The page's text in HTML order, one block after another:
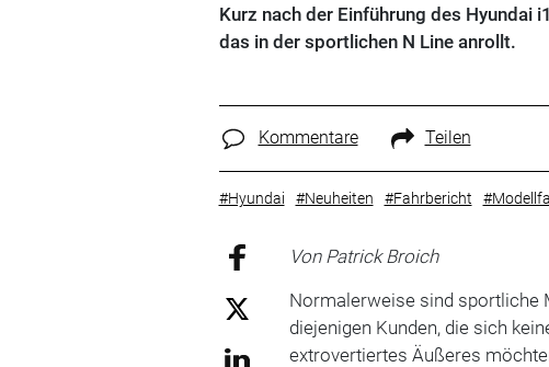
Kurz nach der Einführung des Hyundai
das in der sportlichen N Line anrollt.
Kommentare Teilen
#Hyundai #Neuheiten #Fahrbericht
Von Patrick Broich
Normalerweise sind sportliche
diejenigen Kunden, die sich
extrovertiertes Äußeres